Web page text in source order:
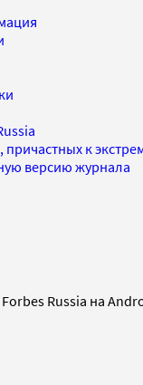
причастных к
версию журнала
Russia на